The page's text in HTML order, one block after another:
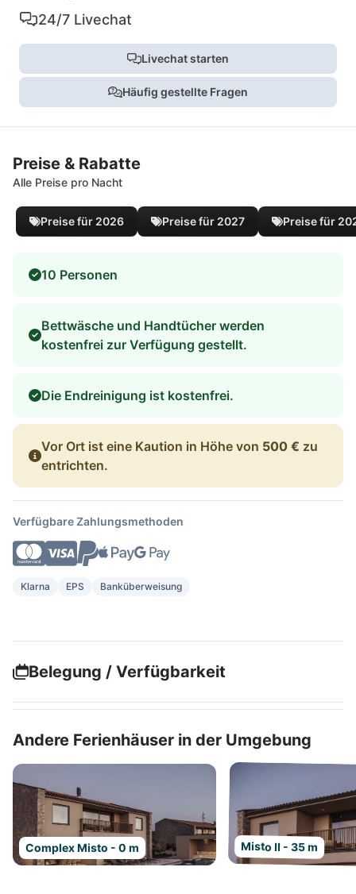
24/7 Livechat
Livechat starten
Häufig gestellte Fragen
Preise & Rabatte
Alle Preise pro Nacht
Preise für 2026 Preise für 2027 Preise für
10 Personen
Bettwäsche und Handtücher werden
kostenfrei zur Verfügung gestellt.
Die Endreinigung ist kostenfrei.
Vor Ort ist eine Kaution in Höhe von 500 € zu
entrichten.
Verfügbare Zahlungsmethoden
Klarna EPS Banküberweisung
Belegung / Verfügbarkeit
Andere Ferienhäuser in der Umgebung
Complex Misto - 0 m Misto II - 35 m